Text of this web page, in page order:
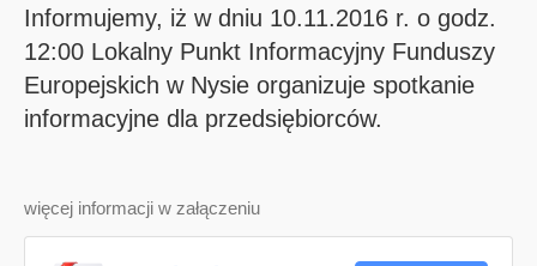
Informujemy, iż w dniu 10.11.2016 r. o godz.
12:00 Lokalny Punkt Informacyjny Funduszy
Europejskich w Nysie organizuje spotkanie
informacyjne dla przedsiębiorców.
więcej informacji w załączeniu